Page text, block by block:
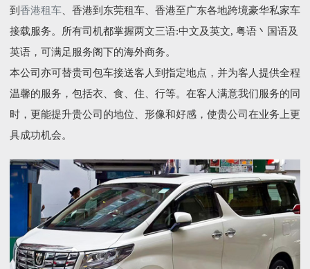
到 香港租车、香港到东莞租车、香港至广东各地跨境豪华私家车
接载服务。所有司机都掌握两文三语:中文及英文, 粤语丶国语及
英语，可满足服务阁下的海外商务。
本公司亦可替贵司包车接送客人到指定地点，并为客人提供全程
温馨的服务，包括衣、食、住、行等。在客人满意我们服务的同
时，更能提升贵公司的地位、形像和好感，使贵公司在业务上更
具成功机会。